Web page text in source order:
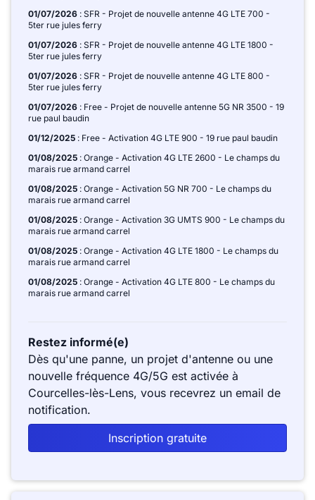
01/07/2026 : SFR - Projet de nouvelle antenne 4G LTE 700 -
5ter rue jules ferry
01/07/2026 : SFR - Projet de nouvelle antenne 4G LTE 1800 -
5ter rue jules ferry
01/07/2026 : SFR - Projet de nouvelle antenne 4G LTE 800 -
5ter rue jules ferry
01/07/2026 : Free - Projet de nouvelle antenne 5G NR 3500 - 19
rue paul baudin
01/12/2025 : Free - Activation 4G LTE 900 - 19 rue paul baudin
01/08/2025 : Orange - Activation 4G LTE 2600 - Le champs du
marais rue armand carrel
01/08/2025 : Orange - Activation 5G NR 700 - Le champs du
marais rue armand carrel
01/08/2025 : Orange - Activation 3G UMTS 900 - Le champs du
marais rue armand carrel
01/08/2025 : Orange - Activation 4G LTE 1800 - Le champs du
marais rue armand carrel
01/08/2025 : Orange - Activation 4G LTE 800 - Le champs du
marais rue armand carrel
Restez informé(e)
Dès qu'une panne, un projet d'antenne ou une
nouvelle fréquence 4G/5G est activée à
Courcelles-lès-Lens, vous recevrez un email de
notification.
Inscription gratuite